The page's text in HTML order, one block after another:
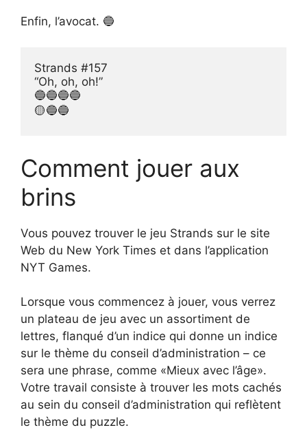
Enfin, l’avocat. 🔵
Strands #157
“Oh, oh, oh!”
🔵🔵🔵🔵
🟡🔵🔵
Comment jouer aux
brins
Vous pouvez trouver le jeu Strands sur le site
Web du New York Times et dans l’application
NYT Games.
Lorsque vous commencez à jouer, vous verrez
un plateau de jeu avec un assortiment de
lettres, flanqué d’un indice qui donne un indice
sur le thème du conseil d’administration – ce
sera une phrase, comme «Mieux avec l’âge».
Votre travail consiste à trouver les mots cachés
au sein du conseil d’administration qui reflètent
le thème du puzzle.